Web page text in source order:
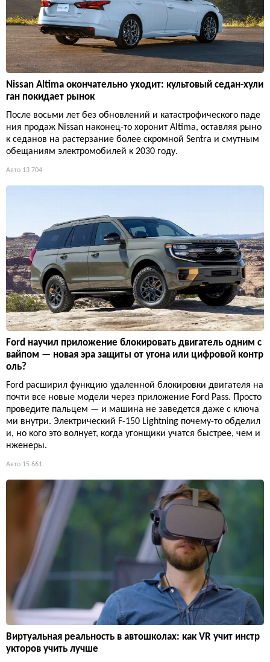
Nissan Altima окончательно уходит: культовый седан-хули
ган покидает рынок
После восьми лет без обновлений и катастрофического паде
ния продаж Nissan наконец-то хоронит Altima, оставляя рыно
к седанов на растерзание более скромной Sentra и смутным
обещаниям электромобилей к 2030 году.
Авто 13 704
Ford научил приложение блокировать двигатель одним с
вайпом — новая эра защиты от угона или цифровой контр
оль?
Ford расширил функцию удаленной блокировки двигателя на
почти все новые модели через приложение Ford Pass. Просто
проведите пальцем — и машина не заведется даже с ключа
ми внутри. Электрический F-150 Lightning почему-то обделил
и, но кого это волнует, когда угонщики учатся быстрее, чем и
нженеры.
Авто 15 661
Виртуальная реальность в автошколах: как VR учит инстр
укторов учить лучше